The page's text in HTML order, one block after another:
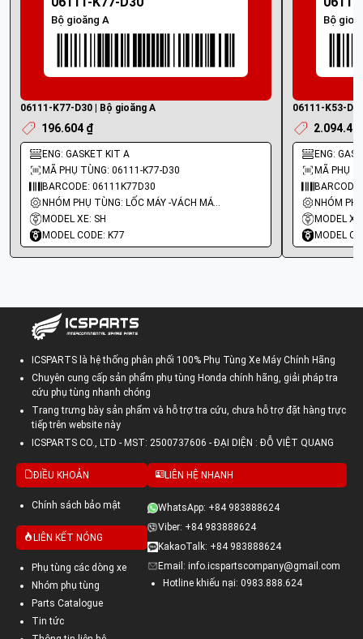
Bộ gioăng A
06111-K77-D30 | Bộ gioăng A
196.604 ₫
ENG: GASKET KIT A
MÃ PHỤ TÙNG: 06111-K77-D30
BARCODE: 06111K77D30
NHÓM PHỤ TÙNG: LỐC MÁY -VÁCH MÁY - GIOĂNG MÁY
MODEL XE: SH
MODEL CODE: K77
Bộ
06111-K53-
ENG:
MÃ PHỤ
MODEL
MODEL
ICSPARTS là hệ thống phân phối 100% Phụ Tùng Xe Máy Chính Hãng
Chuyên cung cấp sản phẩm phụ tùng Honda chính hãng, giải pháp tra
cứu phụ tùng nhanh chóng
Trang trưng bày sản phẩm và hỗ trợ tra cứu, chưa hỗ trợ đặt hàng trực
tiếp trên website này
ICSPARTS CO., LTD - MST: 2500737606 - ĐẠI DIỆN : ĐỖ VIỆT QUANG
ĐIỀU KHOẢN
Chính sách bảo mật
LIÊN KẾT NÓNG
Phụ tùng các dòng xe
Nhóm phụ tùng
Parts Catalogue
Tin tức
LIÊN HỆ NHANH
WhatsApp: +84 983888624
Viber: +84 983888624
KakaoTalk: +84 983888624
Email: info.icspartscompany@gmail.com
Hotline khiếu nại: 0983.888.624